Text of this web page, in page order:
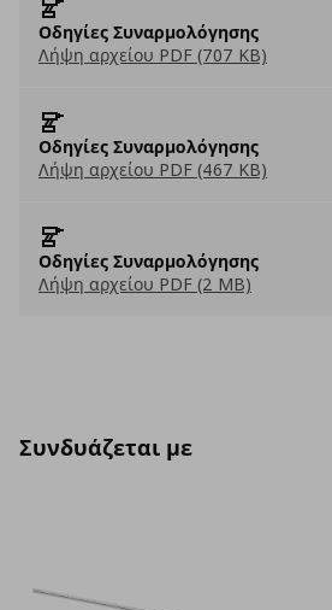
Οδηγίες Συναρμολόγησης
Λήψη αρχείου PDF (707 KB)
Οδηγίες Συναρμολόγησης
Λήψη αρχείου PDF (467 KB)
Οδηγίες Συναρμολόγησης
Λήψη αρχείου PDF (2 MB)
Συνδυάζεται με